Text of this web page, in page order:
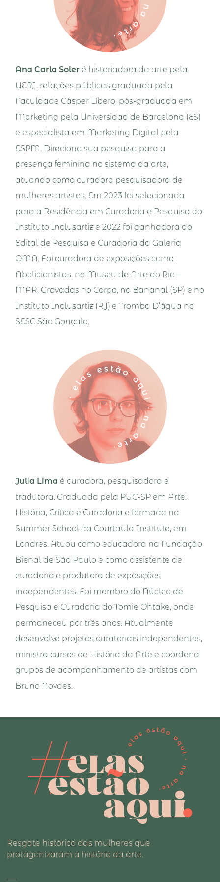
Ana Carla Soler é historiadora da arte pela
UERJ, relações públicas graduada pela
Faculdade Cásper Líbero, pós-graduada em
Marketing pela Universidad de Barcelona (ES)
e especialista em Marketing Digital pela
ESPM. Direciona sua pesquisa para a
presença feminina no sistema da arte,
atuando como curadora pesquisadora de
mulheres artistas. Em 2023 foi selecionada
para a Residência em Curadoria e Pesquisa do
Instituto Inclusartiz e 2022 foi ganhadora do
Edital de Pesquisa e Curadoria da Galeria
OMA. Foi curadora de exposições como
Abolicionistas, no Museu de Arte do Rio –
MAR, Gravadas no Corpo, no Bananal (SP) e no
Instituto Inclusartiz (RJ) e Tromba D’água no
SESC São Gonçalo.
Julia Lima é curadora, pesquisadora e
tradutora. Graduada pela PUC-SP em Arte:
História, Crítica e Curadoria e formada na
Summer School da Courtauld Institute, em
Londres. Atuou como educadora na Fundação
Bienal de São Paulo e como assistente de
curadoria e produtora de exposições
independentes. Foi membro do Núcleo de
Pesquisa e Curadoria do Tomie Ohtake, onde
permaneceu por três anos. Atualmente
desenvolve projetos curatoriais independentes,
ministra cursos de História da Arte e coordena
grupos de acompanhamento de artistas com
Bruno Novaes.
Resgate histórico das mulheres que
protagonizaram a história da arte.